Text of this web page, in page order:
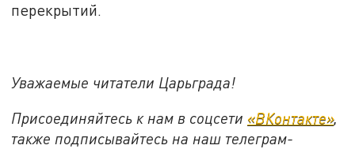
перекрытий.
Уважаемые читатели Царьграда!
Присоединяйтесь к нам в соцсети «ВКонтакте»,
также подписывайтесь на наш телеграм-